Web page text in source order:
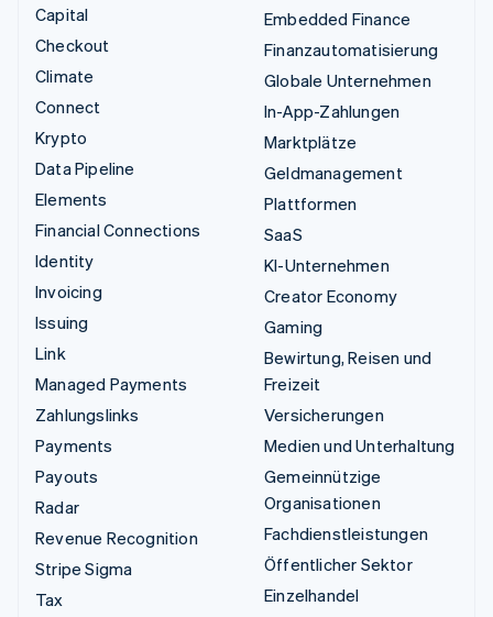
Capital
Checkout
Climate
Connect
Krypto
Data Pipeline
Elements
Financial Connections
Identity
Invoicing
Issuing
Link
Managed Payments
Zahlungslinks
Payments
Payouts
Radar
Revenue Recognition
Stripe Sigma
Tax
Embedded Finance
Finanzautomatisierung
Globale Unternehmen
In-App-Zahlungen
Marktplätze
Geldmanagement
Plattformen
SaaS
KI-Unternehmen
Creator Economy
Gaming
Bewirtung, Reisen und
Freizeit
Versicherungen
Medien und Unterhaltung
Gemeinnützige
Organisationen
Fachdienstleistungen
Öffentlicher Sektor
Einzelhandel